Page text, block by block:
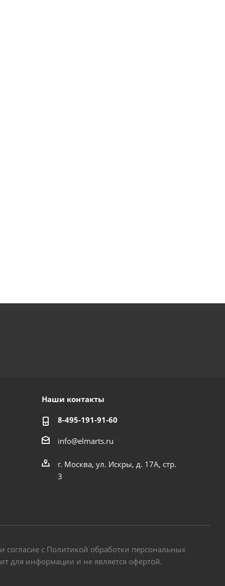
Наши контакты
8-495-191-91-60
info@elmarts.ru
г. Москва, ул. Искры, д. 17А, стр.
3
согласие с Политикой обработки персональных
для информации и не является офертой.